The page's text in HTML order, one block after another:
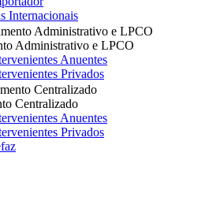
Internacionais
Administrativo e LPCO
Administrativo e LPCO
Anuentes
Privados
Centralizado
Centralizado
Anuentes
Privados